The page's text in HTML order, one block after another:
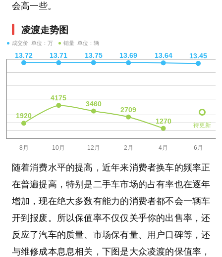
会高一些。
凌渡走势图
成交价 单位：万 销量 单位：辆
待更新
随着消费水平的提高，近年来消费者换车的频率正
在普遍提高，特别是二手车市场的占有率也在逐年
增加，现在绝大多数有能力的消费者都不会一辆车
开到报废。所以保值率不仅仅关乎你的出售率，还
反应了汽车的质量、市场保有量、用户口碑等，还
与维修成本息息相关，下图是大众凌渡的保值率，